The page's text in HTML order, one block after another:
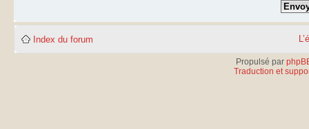
Index du forum
Propulsé par
Traduction et